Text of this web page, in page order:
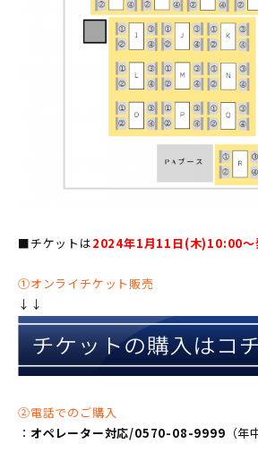
■チケットは2024年1月11日(木)10:00〜
①オンライチケット販売
↓↓
②電話でのご購入
： オペレーター対応/0570-08-9999 （